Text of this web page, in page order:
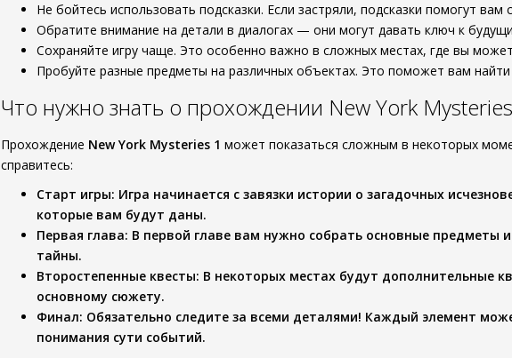
Не бойтесь использовать подсказки. Если застряли, подсказки помогут вам
Обратите внимание на детали в диалогах — они могут давать ключ к
Сохраняйте игру чаще. Это особенно важно в сложных местах, где вы
Пробуйте разные предметы на различных объектах. Это поможет вам
Что нужно знать о прохождении New York
Прохождение New York Mysteries 1 может показаться сложным в некоторых
справитесь:
Старт игры: Игра начинается с завязки истории о загадочных
которые вам будут даны.
Первая глава: В первой главе вам нужно собрать основные предметы
тайны.
Второстепенные квесты: В некоторых местах будут дополнительные
основному сюжету.
Финал: Обязательно следите за всеми деталями! Каждый элемент
понимания сути событий.